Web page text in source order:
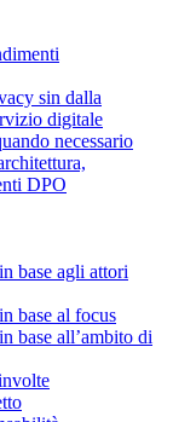
sin dalla
digitale
necessario
DPO
base agli attori
base al focus
base all’ambito di